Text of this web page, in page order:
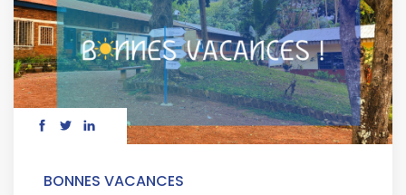
BONNES VACANCES